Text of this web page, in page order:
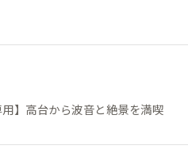
用】高台から波音と絶景を満喫